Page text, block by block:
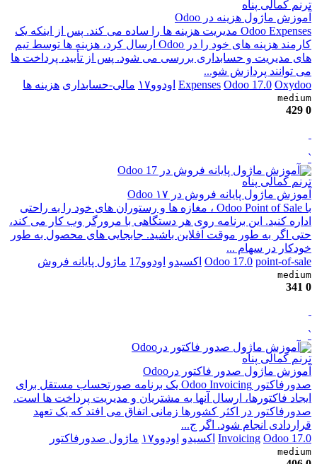
ترنم کمالی پناه
آموزش ماژول هزینه در Odoo
Odoo Expenses مدیریت هزینه ها را ساده می کند. پس از اینکه یک
کارمند هزینه های خود را در Odoo ارسال کرد، هزینه ها توسط تیم
های مدیریت و حسابداری بررسی می شود. پس از تأیید، پرداخت ها
می توانند پردازش شو...
Expenses Odoo 17.0 Oxydoo اودوو۱۷ مالی-حسابداری هزینه ها
medium
0
429
`
ترنم کمالی پناه
آموزش ماژول پایانه فروش در ۱۷ Odoo
با Odoo Point of Sale ، مغازه ها و رستوران های خود را به راحتی
اداره کنید. این برنامه روی هر دستگاهی با مرورگر وب کار می کند،
حتی اگر به طور موقت آفلاین باشید. جابجایی های محصول به طور
خودکار در سهام ...
Odoo 17.0 point-of-sale اکسیدو اودوو17 ماژول پایانه فروش
medium
0
341
`
ترنم کمالی پناه
آموزش ماژول صدور فاکتور درOdoo
صدورفاکتور Odoo Invoicing یک برنامه صورتحساب مستقل برای
ایجاد فاکتورها، ارسال آنها به مشتریان و مدیریت پرداخت ها است.
صدورفاکتور در اکثر کشورها زمانی اتفاق می افتد که یک تعهد
قراردادی انجام شود. اگر ج...
Invoicing Odoo 17.0 اکسیدو اودوو۱۷ ماژول صدورفاکتور
medium